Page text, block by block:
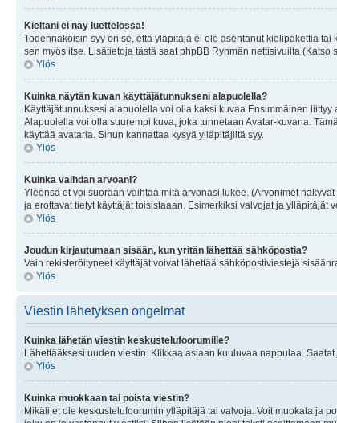
Kieltäni ei näy luettelossa!
Todennäköisin syy on se, että yläpitäjä ei ole asentanut kielipakettia
sen myös itse. Lisätietoja tästä saat phpBB Ryhmän nettisivuilta (Katso
Ylös
Kuinka näytän kuvan käyttäjätunnukseni alapuolella?
Käyttäjätunnuksesi alapuolella voi olla kaksi kuvaa Ensimmäinen
Alapuolella voi olla suurempi kuva, joka tunnetaan Avatar-kuvana.
käyttää avataria. Sinun kannattaa kysyä ylläpitäjiltä syy.
Ylös
Kuinka vaihdan arvoani?
Yleensä et voi suoraan vaihtaa mitä arvonasi lukee. (Arvonimet
ja erottavat tietyt käyttäjät toisistaaan. Esimerkiksi valvojat ja
Ylös
Joudun kirjautumaan sisään, kun yritän lähettää sähköpostia?
Vain rekisteröityneet käyttäjät voivat lähettää sähköpostiviestejä
Ylös
Viestin lähetyksen ongelmat
Kuinka lähetän viestin keskustelufoorumille?
Lähettääksesi uuden viestin. Klikkaa asiaan kuuluvaa nappulaa.
Ylös
Kuinka muokkaan tai poista viestin?
Mikäli et ole keskustelufoorumin ylläpitäjä tai valvoja. Voit muokata ja